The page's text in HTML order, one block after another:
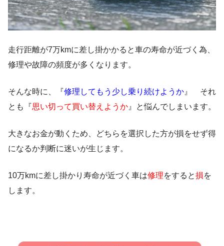
走行距離が7万kmに差し掛かかると車の寿命が近づく為、
修理や故障の頻度が多くなります。
そんな時に、『修理してもう少し乗り続けようか 』 それ
とも『思い切って買い替えようか 』と悩んでしまいます。
大きなお金が動くため、どちらを選択した方が損をせず得
になるか判断に迷いが生じます。
10万kmに差し掛かり寿命が近づく車は修理をすると損を
します。